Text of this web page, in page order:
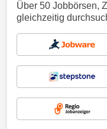
Über 50 Jobbörsen,
gleichzeitig